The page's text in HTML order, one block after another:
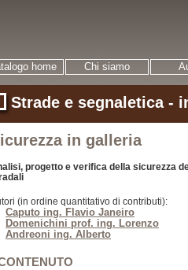
home Chi siamo
Strade e segnaletica -
in galleria
progetto e verifica della sicurezza
(in ordine quantitativo di contributi):
Caputo ing. Flavio Janeiro
Domenichini prof. ing. Lorenzo
Andreoni ing. Alberto